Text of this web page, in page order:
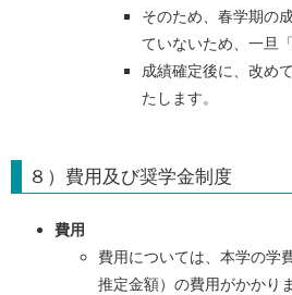
そのため、春学期の
ていないため、一旦
成績確定後に、改め
たします。
８）費用及び奨学金制度
費用
費用については、本学の学
推定金額）の費用がかかりま